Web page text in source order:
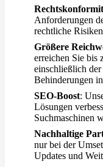
Anforderungen
rechtliche
Größere
erreichen Sie bis
einschließlich
Behinderungen
SEO-Boost:
Lösungen
Suchmaschinen
Nachhaltige
nur bei der
Updates und